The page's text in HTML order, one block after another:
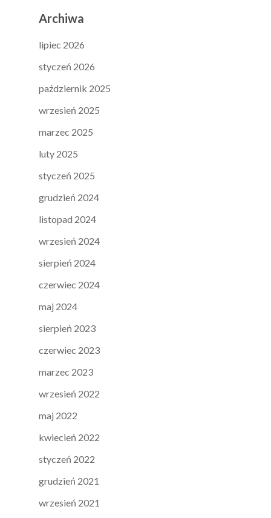
Archiwa
lipiec 2026
styczeń 2026
październik 2025
wrzesień 2025
marzec 2025
luty 2025
styczeń 2025
grudzień 2024
listopad 2024
wrzesień 2024
sierpień 2024
czerwiec 2024
maj 2024
sierpień 2023
czerwiec 2023
marzec 2023
wrzesień 2022
maj 2022
kwiecień 2022
styczeń 2022
grudzień 2021
wrzesień 2021